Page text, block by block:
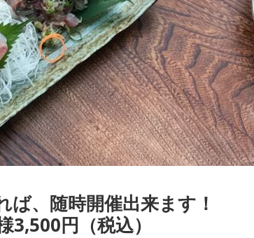
ば、随時開催出来ます！
円（税込）